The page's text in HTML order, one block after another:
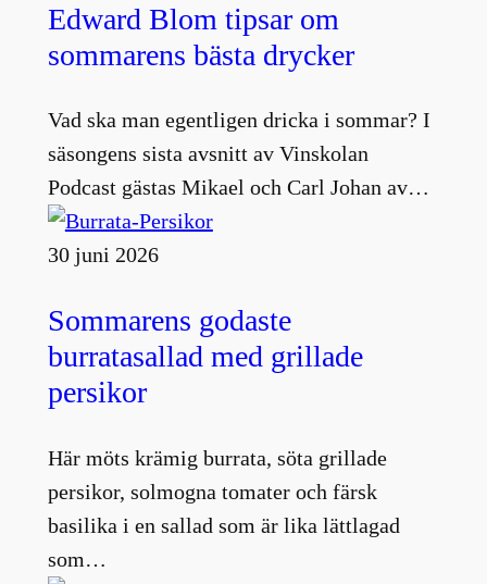
Edward Blom tipsar om
sommarens bästa drycker
Vad ska man egentligen dricka i sommar? I
säsongens sista avsnitt av Vinskolan
Podcast gästas Mikael och Carl Johan av…
30 juni 2026
Sommarens godaste
burratasallad med grillade
persikor
Här möts krämig burrata, söta grillade
persikor, solmogna tomater och färsk
basilika i en sallad som är lika lättlagad
som…